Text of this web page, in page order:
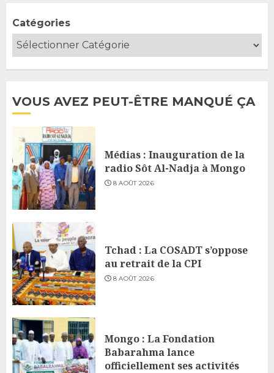
Catégories
VOUS AVEZ PEUT-ÊTRE MANQUÉ ÇA
Médias : Inauguration de la
radio Sôt Al-Nadja à Mongo
8 AOÛT 2026
Tchad : La COSADT s’oppose
au retrait de la CPI
8 AOÛT 2026
Mongo : La Fondation
Babarahma lance
officiellement ses activités